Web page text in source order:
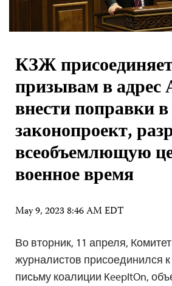
КЗЖ
призывам в
внести поправки в
законопроект,
всеобъемлющую
военное время
May 9, 2023 8:46 AM EDT
Во вторник, 11 апреля,
журналистов присоединился
письму коалиции KeepItOn,